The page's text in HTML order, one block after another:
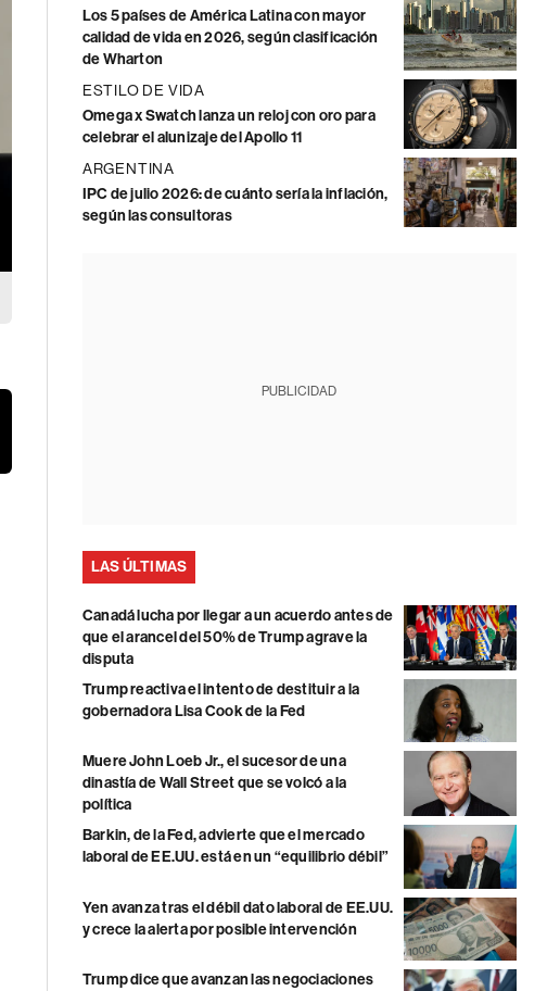
Los 5 países de América Latina con mayor
calidad de vida en 2026, según clasificación
de Wharton
ESTILO DE VIDA
Omega x Swatch lanza un reloj con oro para
celebrar el alunizaje del Apollo 11
ARGENTINA
IPC de julio 2026: de cuánto sería la inflación,
según las consultoras
PUBLICIDAD
LAS ÚLTIMAS
Canadá lucha por llegar a un acuerdo antes de
que el arancel del 50% de Trump agrave la
disputa
Trump reactiva el intento de destituir a la
gobernadora Lisa Cook de la Fed
Muere John Loeb Jr., el sucesor de una
dinastía de Wall Street que se volcó a la
política
Barkin, de la Fed, advierte que el mercado
laboral de EE.UU. está en un “equilibrio débil”
Yen avanza tras el débil dato laboral de EE.UU.
y crece la alerta por posible intervención
Trump dice que avanzan las negociaciones